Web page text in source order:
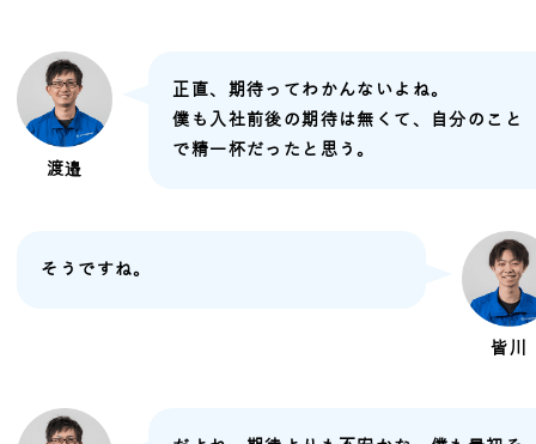
渡邉
正直、期待ってわかんないよね。
僕も入社前後の期待は無くて、自分のこと
で精一杯だったと思う。
皆川
そうですね。